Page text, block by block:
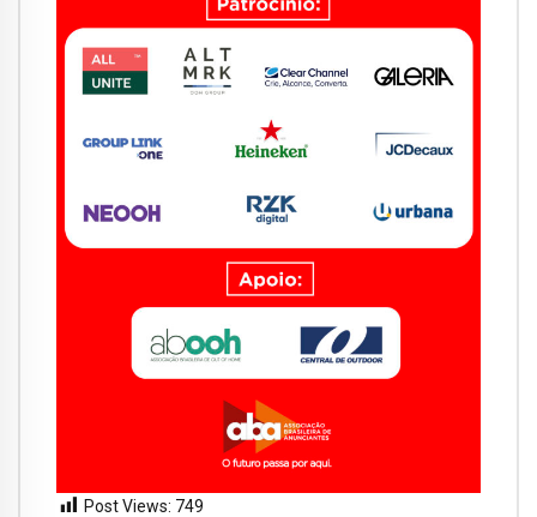
Post Views: 749